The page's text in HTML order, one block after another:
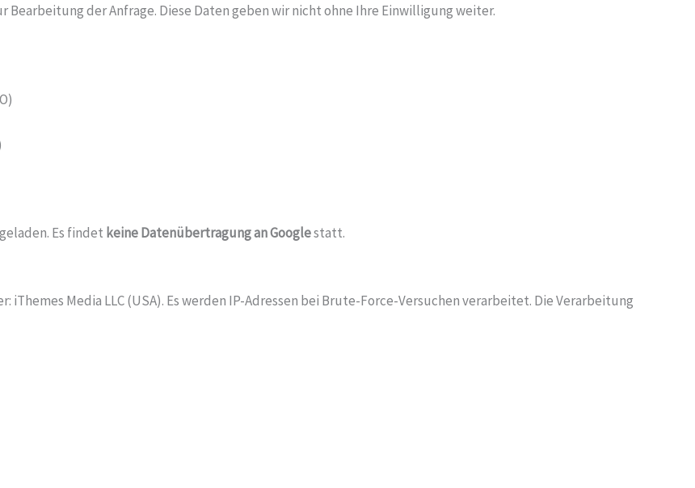
Bearbeitung der Anfrage. Diese Daten geben wir nicht ohne Ihre Einwilligung weiter.
geladen. Es findet keine Datenübertragung an Googlestatt.
iThemes Media LLC (USA). Es werden IP-Adressen bei Brute-Force-Versuchen verarbeitet. Die Verarbeitung